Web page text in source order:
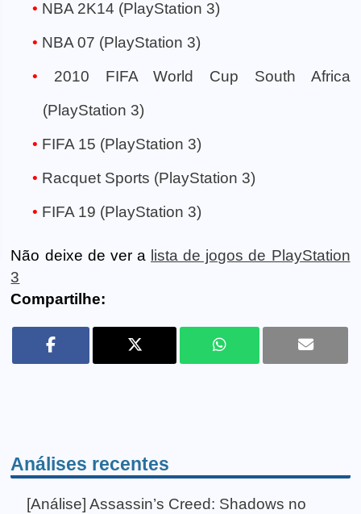
NBA 2K14 (PlayStation 3)
NBA 07 (PlayStation 3)
2010 FIFA World Cup South Africa
(PlayStation 3)
FIFA 15 (PlayStation 3)
Racquet Sports (PlayStation 3)
FIFA 19 (PlayStation 3)
Não deixe de ver a lista de jogos de PlayStation
3
Compartilhe:
Análises recentes
[Análise] Assassin’s Creed: Shadows no